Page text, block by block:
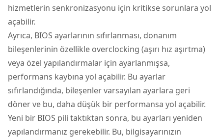
hizmetlerin senkronizasyonu için kritikse sorunlara yol
açabilir.
Ayrıca, BIOS ayarlarının sıfırlanması, donanım
bileşenlerinin özellikle overclocking (aşırı hız aşırtma)
veya özel yapılandırmalar için ayarlanmışsa,
performans kaybına yol açabilir. Bu ayarlar
sıfırlandığında, bileşenler varsayılan ayarlara geri
döner ve bu, daha düşük bir performansa yol açabilir.
Yeni bir BIOS pili taktıktan sonra, bu ayarları yeniden
yapılandırmanız gerekebilir. Bu, bilgisayarınızın